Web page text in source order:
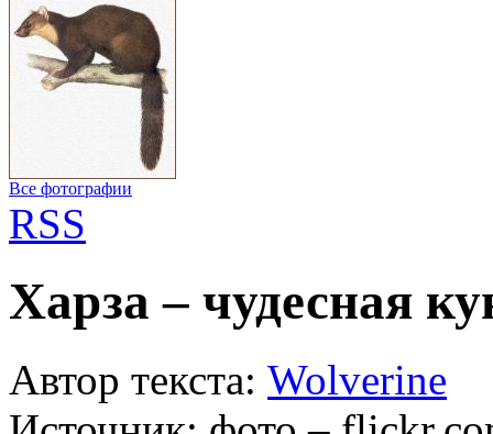
Все фотографии
RSS
Харза – чудесная
Автор текста: Wolverine